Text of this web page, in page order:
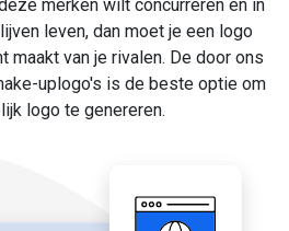
merken wilt concurreren en in
leven, dan moet je een logo
maakt van je rivalen. De door ons
uplogo's is de beste optie om
logo te genereren.